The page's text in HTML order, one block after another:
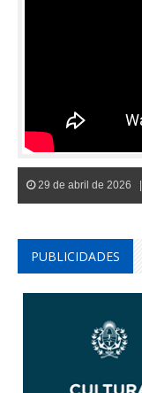
29 de abril de 2026 |
PUBLICIDADES